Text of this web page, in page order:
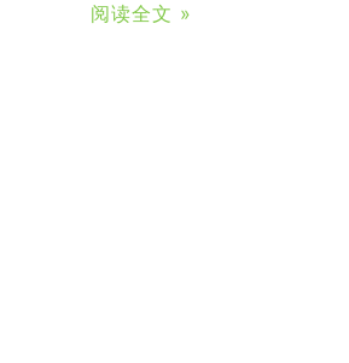
阅读全文 »